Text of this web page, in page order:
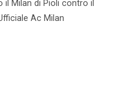
il Milan di Pioli contro il
Ac Milan